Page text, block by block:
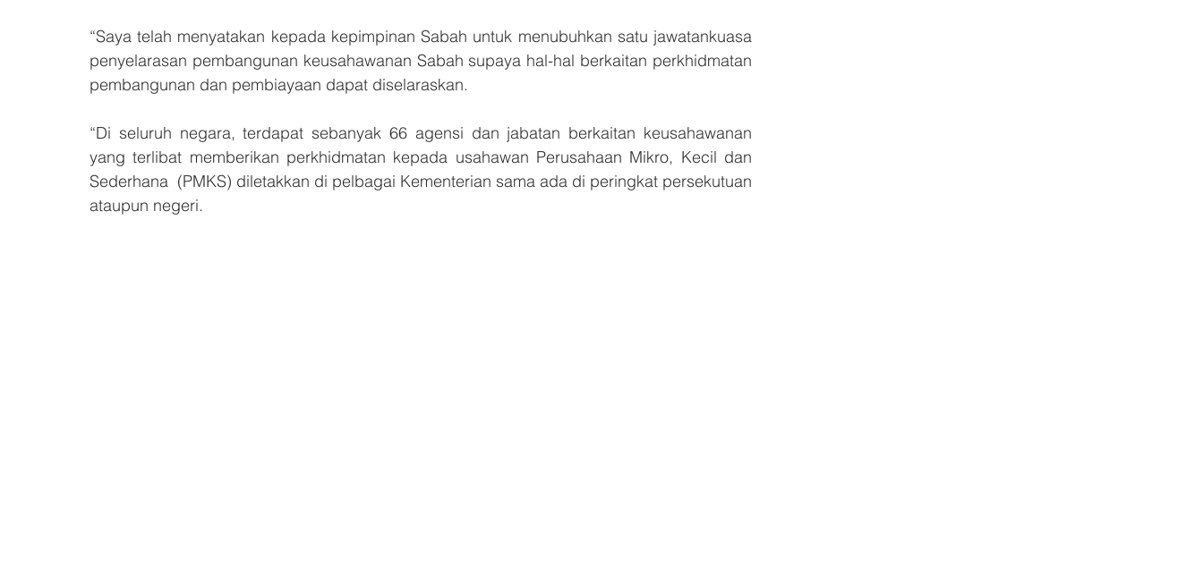
“Saya telah menyatakan kepada kepimpinan Sabah untuk menubuhkan satu jawatankuasa
penyelarasan pembangunan keusahawanan Sabah supaya hal-hal berkaitan perkhidmatan
pembangunan dan pembiayaan dapat diselaraskan.
“Di seluruh negara, terdapat sebanyak 66 agensi dan jabatan berkaitan keusahawanan
yang terlibat memberikan perkhidmatan kepada usahawan Perusahaan Mikro, Kecil dan
Sederhana  (PMKS) diletakkan di pelbagai Kementerian sama ada di peringkat persekutuan
ataupun negeri.